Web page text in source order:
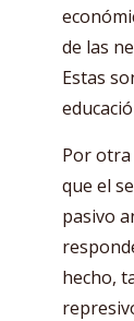
de las
Estas
Por
que el
pasivo
hecho,